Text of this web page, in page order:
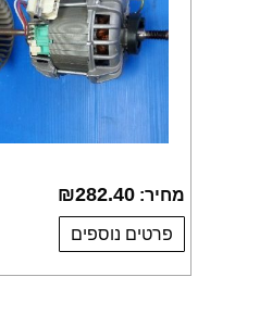
מחיר: ₪282.40
פרטים נוספים